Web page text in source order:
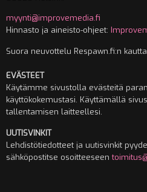
myynti@improvemedia.fi
Hinnasto ja aineisto-ohjeet:
Suora neuvottelu Respawn.fi:n
EVÄSTEET
Käytämme sivustolla evästeitä
käyttökokemustasi. Käyttämällä
tallentamisen laitteellesi.
UUTISVINKIT
Lehdistötiedotteet ja uutisvinkit
sähköpostitse osoitteeseen